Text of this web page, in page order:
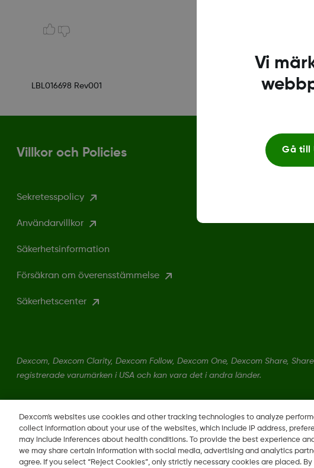
LBL016698 Rev001
Villkor och Policies
Sekretesspolicy
Användarvillkor
Säkerhetsinformation
Försäkran om överensstämmelse
Säkerhetscenter
Dexcom, Dexcom Clarity, Dexcom Follow, Dexcom One, Dexcom Share,
registrerade varumärken i USA och kan vara det i andra länder.
LBL016698 Rev001
Dexcom's websites use cookies and other tracking technologies to analyze
collect information about your use of the websites, which include IP address,
may include inferences about health conditions. To provide the best experience
we may share certain information with social media, advertising and analytics
agree. If you select “Reject Cookies”, only strictly necessary cookies are placed.
Vi
Gå till